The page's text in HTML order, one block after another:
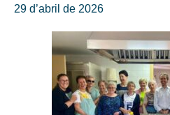
29 d’abril de 2026